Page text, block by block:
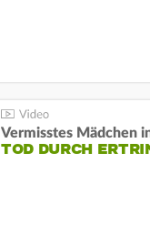
Vermisstes Mädchen
TOD DURCH